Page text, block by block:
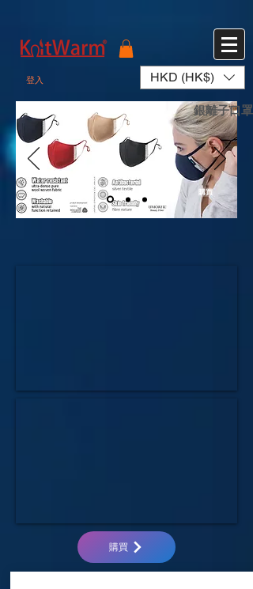
登入 HKD (HK$)
銀離子口罩
購買
購買